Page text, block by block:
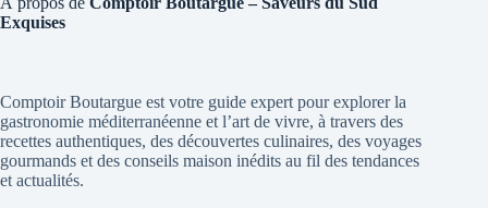
Exquises
Comptoir Boutargue est votre guide expert pour explorer la
gastronomie méditerranéenne et l’art de vivre, à travers des
recettes authentiques, des découvertes culinaires, des voyages
gourmands et des conseils maison inédits au fil des tendances
et actualités.